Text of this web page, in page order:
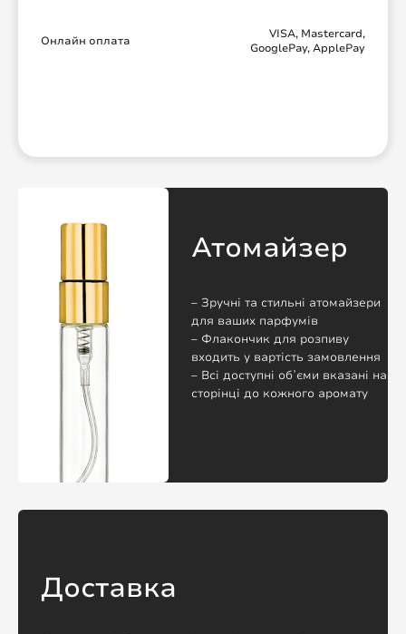
Онлайн оплата
VISA, Mastercard,
GooglePay, ApplePay
Атомайзер
– Зручні та стильні атомайзери
для ваших парфумів
– Флакончик для розпиву
входить у вартість замовлення
– Всі доступні обʼєми вказані на
сторінці до кожного аромату
Доставка